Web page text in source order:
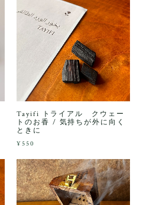
Tayifi トライアル クウェー
トのお香 / 気持ちが外に向く
ときに
¥550